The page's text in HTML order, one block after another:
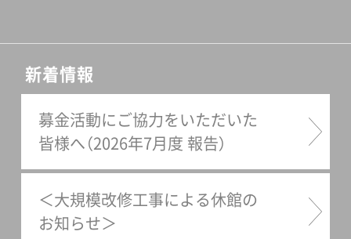
新着情報
募金活動にご協力をいただいた
皆様へ（2026年7月度 報告）
＜大規模改修工事による休館の
お知らせ＞